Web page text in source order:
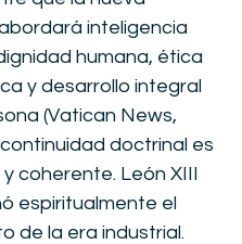
inteligencia
humana, ética
y desarrollo integral
(Vatican News,
continuidad doctrinal es
coherente. León XIII
espiritualmente el
de la era industrial.